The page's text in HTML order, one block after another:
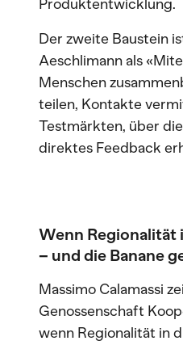
Produktentwicklung.
Der zweite Baustein
Aeschlimann als
Menschen
teilen, Kontakte
Testmärkten, über
direktes Feedback
Wenn Regionalität
– und die Banane
Massimo Calamassi
Genossenschaft
wenn Regionalität in